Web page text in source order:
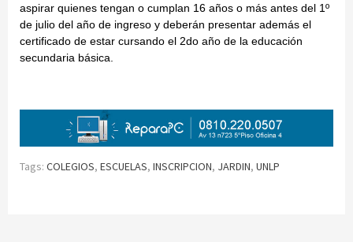
aspirar quienes tengan o cumplan 16 años o más antes del 1º
de julio del año de ingreso y deberán presentar además el
certificado de estar cursando el 2do año de la educación
secundaria básica.
Tags: COLEGIOS, ESCUELAS, INSCRIPCION, JARDIN, UNLP